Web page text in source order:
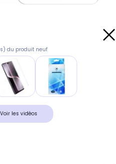
du produit neuf
Voir les vidéos